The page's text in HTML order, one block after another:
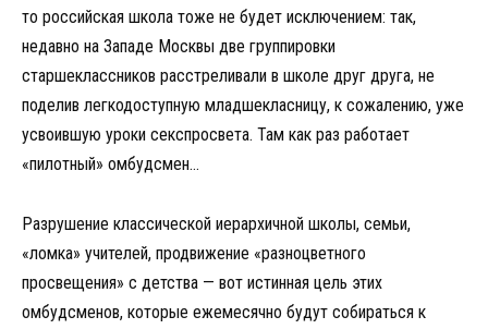
то российская школа тоже не будет исключением: так,
недавно на Западе Москвы две группировки
старшеклассников расстреливали в школе друг друга, не
поделив легкодоступную младшекласницу, к сожалению, уже
усвоившую уроки секспросвета. Там как раз работает
«пилотный» омбудсмен…
Разрушение классической иерархичной школы, семьи,
«ломка» учителей, продвижение «разноцветного
просвещения» с детства — вот истинная цель этих
омбудсменов, которые ежемесячно будут собираться к